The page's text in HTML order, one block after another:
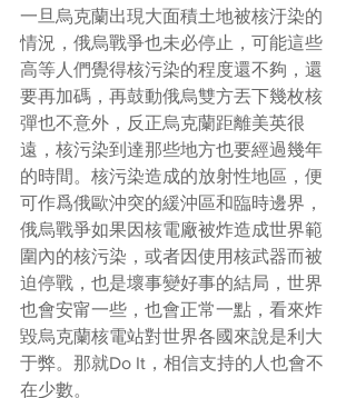
一旦烏克蘭出現大面積土地被核汙染的
情況，俄烏戰爭也未必停止，可能這些
高等人們覺得核污染的程度還不夠，還
要再加碼，再鼓動俄烏雙方丟下幾枚核
彈也不意外，反正烏克蘭距離美英很
遠，核污染到達那些地方也要經過幾年
的時間。核污染造成的放射性地區，便
可作爲俄歐沖突的緩沖區和臨時邊界，
俄烏戰爭如果因核電廠被炸造成世界範
圍內的核污染，或者因使用核武器而被
迫停戰，也是壞事變好事的結局，世界
也會安甯一些，也會正常一點，看來炸
毀烏克蘭核電站對世界各國來說是利大
于弊。那就Do It，相信支持的人也會不
在少數。